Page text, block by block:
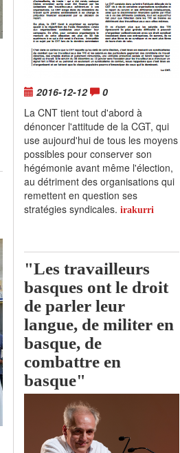
2016-12-12
0
La CNT tient tout d'abord à
dénoncer l'attitude de la CGT, qui
use aujourd'hui de tous les moyens
possibles pour conserver son
hégémonie avant même l'élection,
au détriment des organisations qui
remettent en question ses
stratégies syndicales.irakurri
"Les travailleurs
basques ont le droit
de parler leur
langue, de militer en
basque, de
combattre en
basque"